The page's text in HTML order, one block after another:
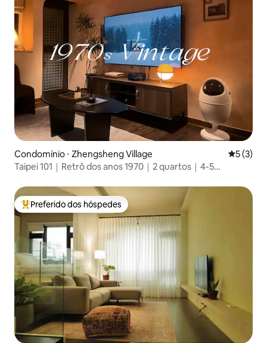
Condomínio ⋅ Zhengsheng Village 5 de
5 (3)
Taipei 101｜Retrô dos anos 1970｜2 quartos｜4-5
Entre os melhores preferidos dos hóspedes
Preferido dos hóspedes